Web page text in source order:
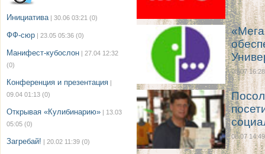
Инициатива | 30.06 03:21 (0)
ФФ-сюр | 23.05 05:36 (0)
Манифест-кубослон | 27.04 12:32
(0)
Конференция и презентация |
09.04 01:13 (0)
Открывая «Кулибинарию» | 13.03
05:05 (0)
Загребай! | 20.02 11:39 (0)
08.07 16:28
08.07 14:49